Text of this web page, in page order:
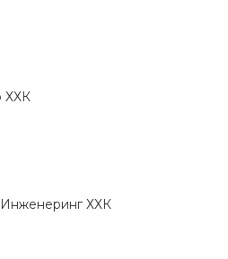
ХХК
ХХК